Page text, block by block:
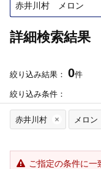
詳細検索結果
絞り込み結果： 0件
絞り込み条件：
赤井川村 メロン
ご指定の条件に一